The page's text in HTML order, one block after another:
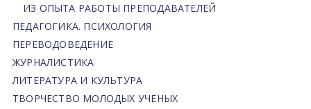
ИЗ ОПЫТА РАБОТЫ ПРЕПОДАВАТЕЛЕЙ
ПЕДАГОГИКА. ПСИХОЛОГИЯ
ПЕРЕВОДОВЕДЕНИЕ
ЖУРНАЛИСТИКА
ЛИТЕРАТУРА И КУЛЬТУРА
ТВОРЧЕСТВО МОЛОДЫХ УЧЕНЫХ